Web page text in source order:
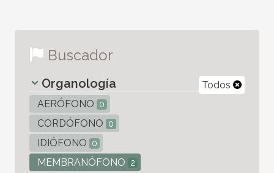
Buscador
Todos
Organología
AERÓFONO 0
CORDÓFONO 0
IDIÓFONO 0
MEMBRANÓFONO 2